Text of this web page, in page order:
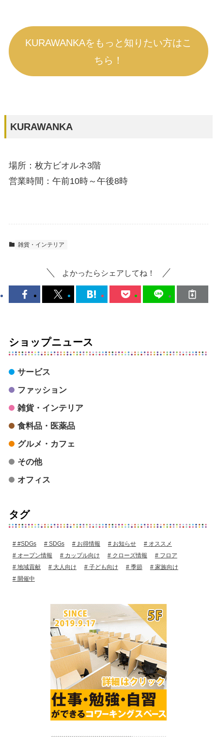
KURAWANKAをもっと知りたい方はこ
ちら！
KURAWANKA
場所：枚方ビオルネ3階
営業時間：午前10時～午後8時
雑貨・インテリア
よかったらシェアしてね！
ショップニュース
サービス
ファッション
雑貨・インテリア
食料品・医薬品
グルメ・カフェ
その他
オフィス
タグ
#SDGs SDGs お得情報 お知らせ
オススメ
オープン情報
カップル向け クローズ情報
フロア
地域貢献
大人向け 子ども向け 季節
家族向け
開催中